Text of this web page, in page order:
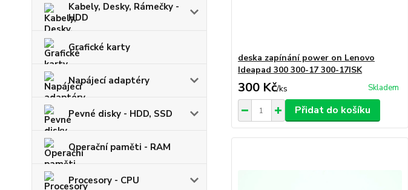
Kabely, Desky, Rámečky -
HDD
Grafické karty
Napájecí adaptéry
Pevné disky - HDD, SSD
Operační paměti - RAM
Procesory - CPU
deska zapínání power on Lenovo
Ideapad 300 300-17 300-17ISK
300 Kč/ks Skladem
Přidat do košíku